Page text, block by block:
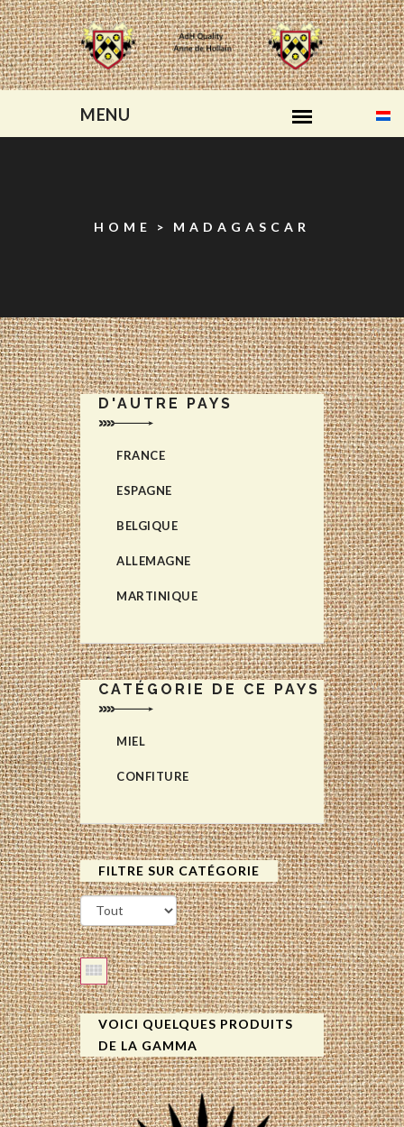
HOME MADAGASCAR
D'AUTRE PAYS
FRANCE
ESPAGNE
BELGIQUE
ALLEMAGNE
MARTINIQUE
CATÉGORIE DE CE PAYS
MIEL
CONFITURE
FILTRE SUR CATÉGORIE
VOICI QUELQUES PRODUITS
DE LA GAMMA